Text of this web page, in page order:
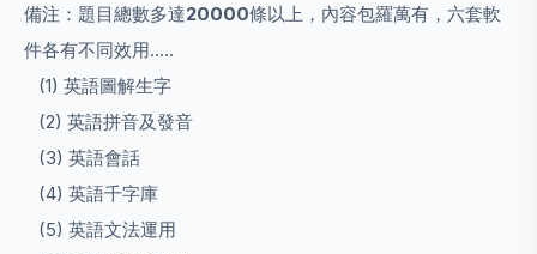
備注：題目總數多達20000條以上，內容包羅萬有，六套軟
件各有不同效用.....
(1) 英語圖解生字
(2) 英語拼音及發音
(3) 英語會話
(4) 英語千字庫
(5) 英語文法運用